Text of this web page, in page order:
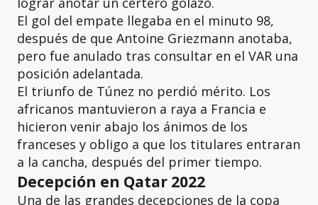
El gol del empate llegaba en el minuto 98,
después de que Antoine Griezmann anotaba,
pero fue anulado tras consultar en el VAR una
posición adelantada.
El triunfo de Túnez no perdió mérito. Los
africanos mantuvieron a raya a Francia e
hicieron venir abajo los ánimos de los
franceses y obligo a que los titulares entraran
a la cancha, después del primer tiempo.
Decepción en Qatar 2022
Una de las grandes decepciones de la copa